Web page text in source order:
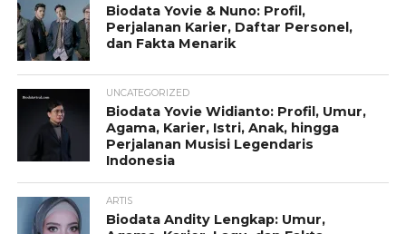
Biodata Yovie & Nuno: Profil,
Perjalanan Karier, Daftar Personel,
dan Fakta Menarik
UNCATEGORIZED
Biodata Yovie Widianto: Profil, Umur,
Agama, Karier, Istri, Anak, hingga
Perjalanan Musisi Legendaris
Indonesia
ARTIS
Biodata Andity Lengkap: Umur,